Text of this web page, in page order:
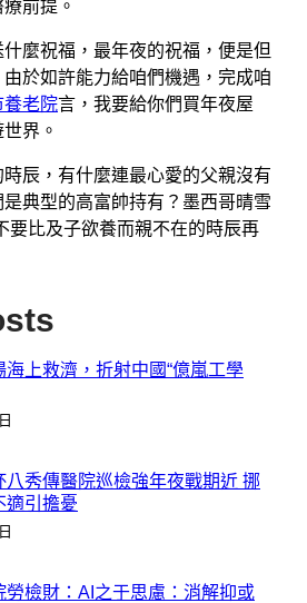
前提。
祝福，最年夜的祝福，便是但
於如許能力給咱們機遇，完成咱
養老院言，我要給你們買年夜屋
界。
，有什麼連最心愛的父親沒有
典型的高富帥持有？墨西哥晴雪
要比及子欲養而親不在的時辰再
海上救濟，折射中國“億嵐工學
八秀傳醫院巡檢強年夜戰期近 挪
適引擔憂
勞檢財：AI之于思慮：消解抑或